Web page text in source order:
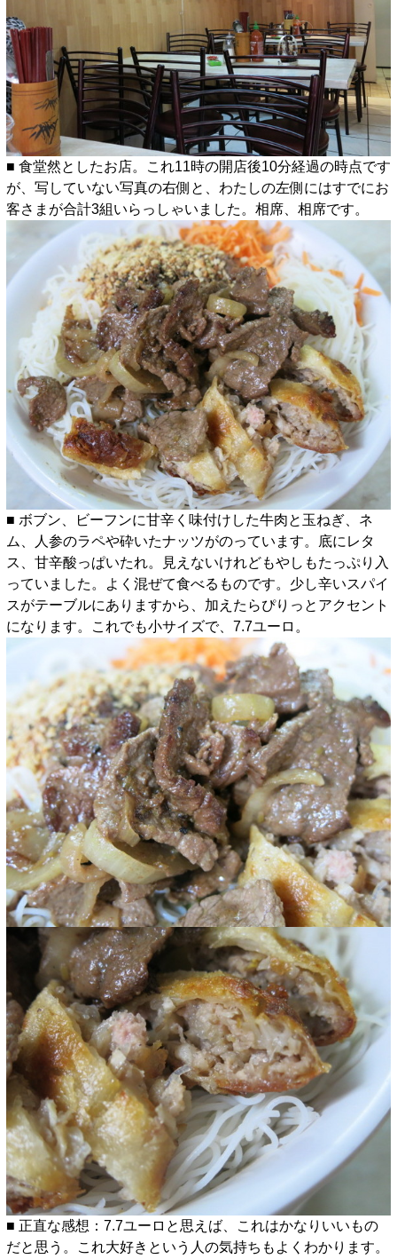
■ 食堂然としたお店。これ11時の開店後10分経過の時点です
が、写していない写真の右側と、わたしの左側にはすでにお
客さまが合計3組いらっしゃいました。相席、相席です。
■ ボブン、ビーフンに甘辛く味付けした牛肉と玉ねぎ、ネ
ム、人参のラペや砕いたナッツがのっています。底にレタ
ス、甘辛酸っぱいたれ。見えないけれどもやしもたっぷり入
っていました。よく混ぜて食べるものです。少し辛いスパイ
スがテーブルにありますから、加えたらぴりっとアクセント
になります。これでも小サイズで、7.7ユーロ。
■ 正直な感想：7.7ユーロと思えば、これはかなりいいもの
だと思う。これ大好きという人の気持ちもよくわかります。